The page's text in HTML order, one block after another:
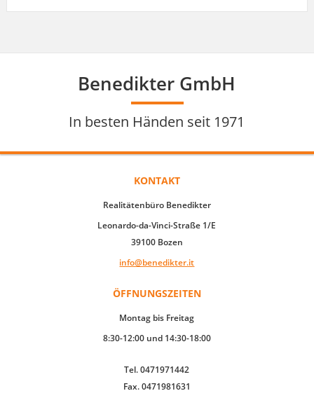
Benedikter GmbH
In besten Händen seit 1971
KONTAKT
Realitätenbüro Benedikter
Leonardo-da-Vinci-Straße 1/E
39100 Bozen
info@benedikter.it
ÖFFNUNGSZEITEN
Montag bis Freitag
8:30-12:00 und 14:30-18:00
Tel. 0471971442
Fax. 0471981631